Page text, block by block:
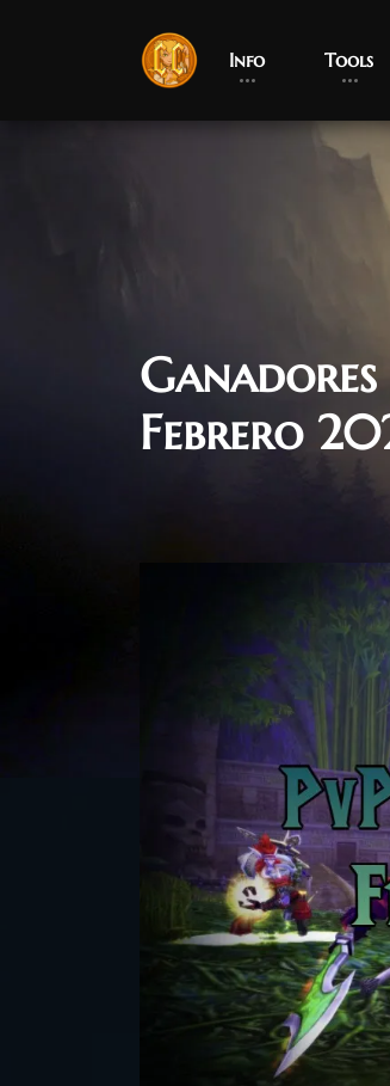
Info Tools
Ganadores
Febrero